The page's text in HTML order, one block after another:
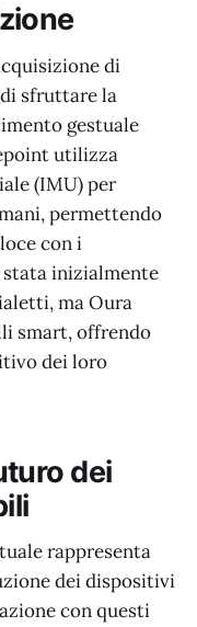
di
sfruttare la
gestuale
utilizza
(IMU) per
permettendo
con i
inizialmente
ma Oura
smart, offrendo
dei loro
dei
rappresenta
dei dispositivi
con questi